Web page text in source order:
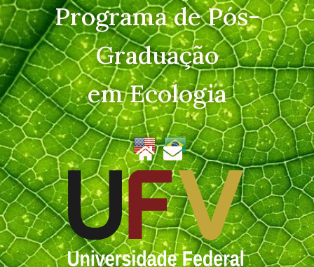
Programa de Pós-
Graduação
em Ecologia